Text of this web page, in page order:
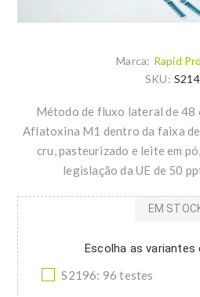
Marca: Rapid
SKU:
Método de fluxo lateral de 48
Aflatoxina M1 dentro da faixa
cru, pasteurizado e leite em
legislação da UE de 50
Escolha as variantes
S2196: 96 testes
EM